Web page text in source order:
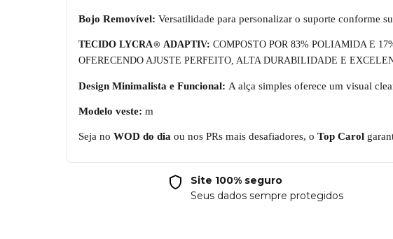
Bojo Removível: Versatilidade para personalizar o suporte conforme
TECIDO LYCRA® ADAPTIV: COMPOSTO POR 83% POLIAMIDA E
OFERECENDO AJUSTE PERFEITO, ALTA DURABILIDADE E
Design Minimalista e Funcional: A alça simples oferece um visual
Modelo veste: m
Seja no WOD do dia ou nos PRs mais desafiadores, o Top Carol
Site 100% seguro
Seus dados sempre protegidos